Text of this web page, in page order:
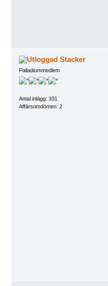
Stacker
Palladiummedlem
Antal inlägg: 331
Affärsomdömen: 2